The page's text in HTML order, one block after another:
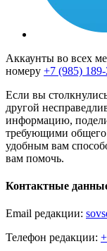
Аккаунты во всех
номеру +7 (985)
Если вы
другой
информацию,
требующими
удобным вам
вам помочь.
Контактные
Email редакции:
Телефон редакции: